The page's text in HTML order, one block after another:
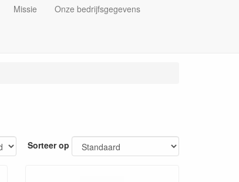
Missie Onze bedrijfsgegevens
Sorteer op